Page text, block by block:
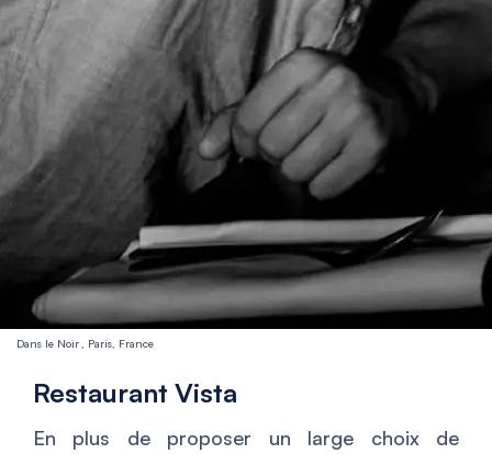
Dans le Noir , Paris, France
Restaurant Vista
En plus de proposer un large choix de